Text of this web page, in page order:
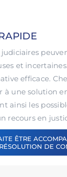
et
efficace.
à une solution
ainsi les
recours en
ÊTRE
RÉSOLUTION DE